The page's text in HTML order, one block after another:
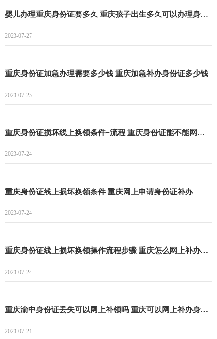
婴儿办理重庆身份证要多久 重庆孩子出生多久可以办理身份证
2023-07-27
重庆身份证加急办理需要多少钱 重庆加急补办身份证多少钱
2023-07-25
重庆身份证损坏线上换领条件+流程 重庆身份证能不能网上补办
2023-07-24
重庆身份证线上损坏换领条件 重庆网上申请身份证补办
2023-07-24
重庆身份证线上损坏换领操作流程步骤 重庆怎么网上补办身份证
2023-07-24
重庆渝中身份证丢失可以网上补领吗 重庆可以网上补办身份证吗
2023-07-21